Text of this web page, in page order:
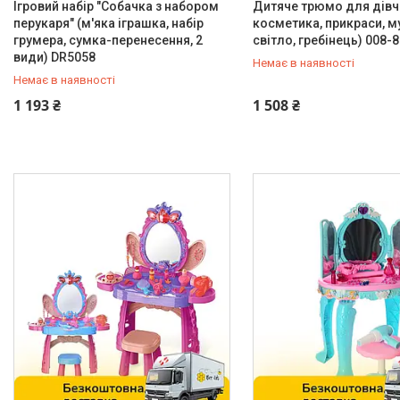
Контакти
Ігровий набір "Собачка з набором
перукаря" (м'яка іграшка, набір
грумера, сумка-перенесення, 2
види) DR5058
Немає в наявності
1 193 ₴
0 (800) 33-98-35
Дитяче трюмо для
косметика, прикраси,
світло, гребінець) 008-
Немає в наявності
1 508 ₴
0 (800) 33-98-35